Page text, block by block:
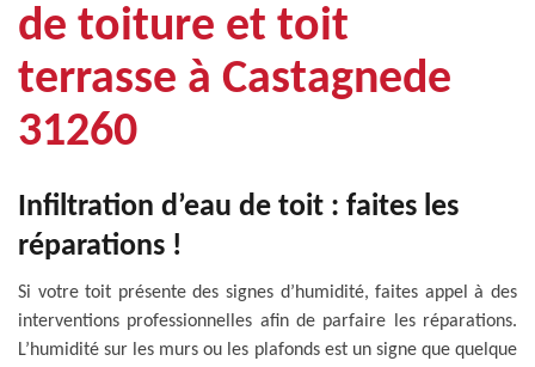
de toiture et toit
terrasse à Castagnede
31260
Infiltration d’eau de toit : faites les
réparations !
Si votre toit présente des signes d’humidité, faites appel à des
interventions professionnelles afin de parfaire les réparations.
L’humidité sur les murs ou les plafonds est un signe que quelque